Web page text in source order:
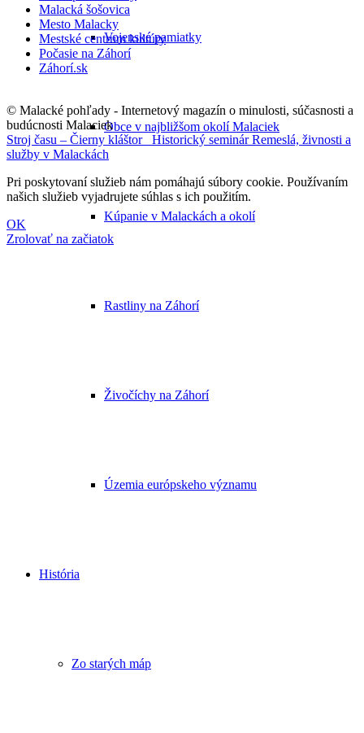
Vojenské pamiatky
Obce v najbližšom okolí Malaciek
Kúpanie v Malackách a okolí
Rastliny na Záhorí
Živočíchy na Záhorí
Územia európskeho významu
História
Zo starých máp
Malacká šošovica
Mesto Malacky
Mestské centrum kultúry
Počasie na Záhorí
Záhorí.sk
© Malacké pohľady - Internetový magazín o minulosti, súčasnosti a
budúcnosti Malaciek
Stroj času – Čierny kláštor
Historický seminár Remeslá, živnosti a
služby v Malackách
Pri poskytovaní služieb nám pomáhajú súbory cookie. Používaním
našich služieb vyjadrujete súhlas s ich použitím.
OK
Zrolovať na začiatok